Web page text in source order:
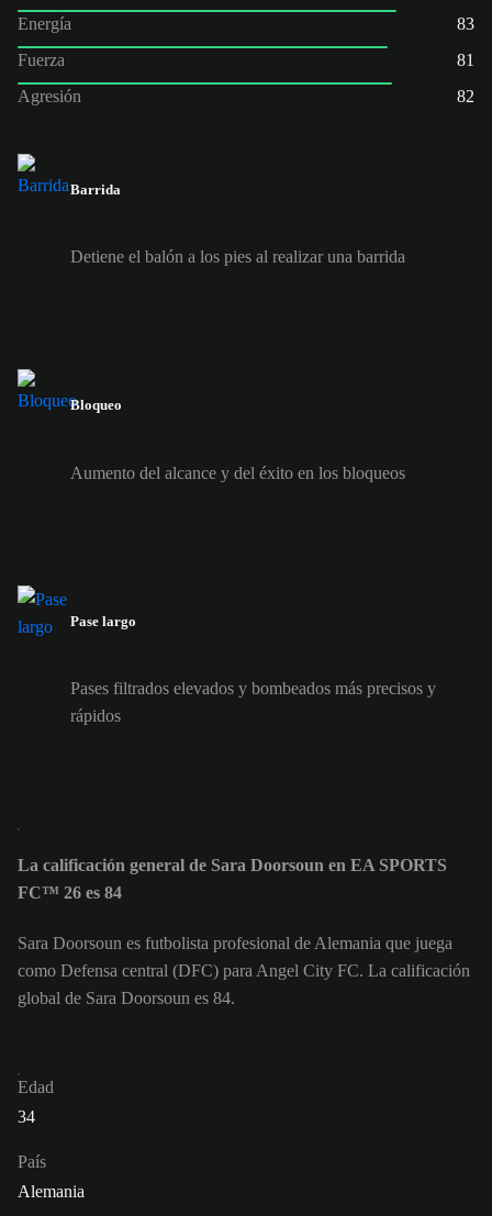
Energía
83
Fuerza
81
Agresión
82
Barrida
Detiene el balón a los pies al realizar una barrida
Bloqueo
Aumento del alcance y del éxito en los bloqueos
Pase largo
Pases filtrados elevados y bombeados más precisos y
rápidos
La calificación general de Sara Doorsoun en EA SPORTS
FC™ 26 es 84
Sara Doorsoun es futbolista profesional de Alemania que juega
como Defensa central (DFC) para Angel City FC. La calificación
global de Sara Doorsoun es 84.
Edad
34
País
Alemania